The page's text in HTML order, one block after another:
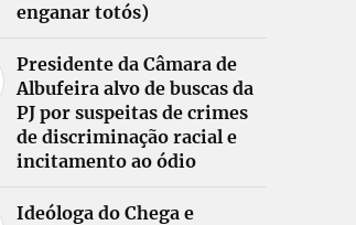
enganar totós)
Presidente da Câmara de
Albufeira alvo de buscas da
PJ por suspeitas de crimes
de discriminação racial e
incitamento ao ódio
Ideóloga do Chega e